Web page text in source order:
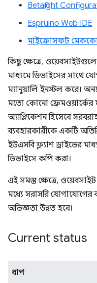
Betaflight
Espruino Web IDE
মাইক্রোসফট
কিছু ক্ষেত্রে,
মাধ্যমে ডিভাইসের সাথে
ম্যানুয়ালি ইনস্টল করে। অন্য
মতো কোনো ফ্রেমওয়ার্কের
অ্যাপ্লিকেশন হিসেবে
ব্যবহারকারীকে একটি
ইউএসবি ফ্ল্যাশ ড্রাইভের
ডিভাইসে কপি করা।
এই সমস্ত ক্ষেত্রে, ওয়েবসাইট
মধ্যে সরাসরি যোগাযোগের
অভিজ্ঞতা উন্নত হবে।
Current status
ধাপ